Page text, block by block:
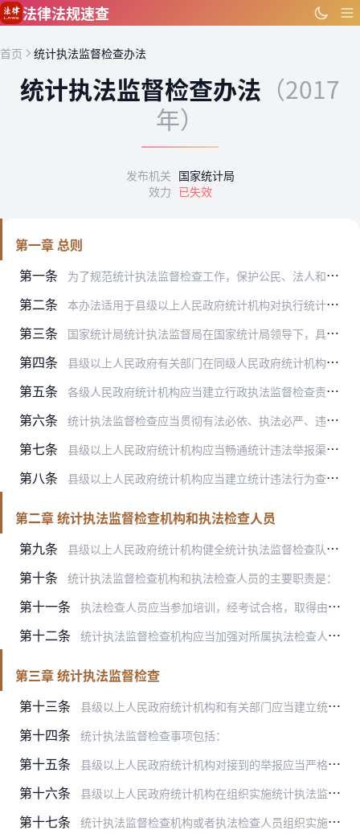
跳到主要内容
法律法规速查
首页 统计执法监督检查办法
统计执法监督检查办法 （2017
年）
发布机关 国家统计局
效力 已失效
第一章 总则
第一条
为了规范统计执法监督检查工作，保护公民、法人和其他组织的合法权益，保障和提高统计数据质量，根据《中华人民共和国统计法》、《中华人民共和国行政处罚法》和《中华人民…
第二条 本办法适用于县级以上人民政府统计机构对执行统计法律法规规章情况的监督检查和对统计违法行为的查处。
第三条 国家统计局统计执法监督局在国家统计局领导下，具体负责对全国统计执法监督检查工作的组织管理，指导监督地方统计机构和国家调查队统计执法监督检查机构工作，检查各地方、…
第四条 县级以上人民政府有关部门在同级人民政府统计机构的组织指导下，负责监督本部门统计调查中执行统计法情况，对本部门统计调查中发生的统计违法行为，移交同级人民政府统计机…
第五条 各级人民政府统计机构应当建立行政执法监督检查责任制和问责制，切实保障统计执法监督检查所需的人员、经费和其他工作条件。
第六条 统计执法监督检查应当贯彻有法必依、执法必严、违法必究的方针，坚持预防、查处和整改相结合，坚持教育与处罚相结合，坚持实事求是、客观公正、统一规范、文明执法、高效廉…
第七条 县级以上人民政府统计机构应当畅通统计违法举报渠道，公布统计违法举报电话、通信地址、网络专栏、电子邮箱等，认真受理、核实、办理统计违法举报。
第八条 县级以上人民政府统计机构应当建立统计违法行为查处情况报告制度，定期向上一级统计机构报告统计违法举报、统计执法监督检查和统计违法行为查处情况。
第二章 统计执法监督检查机构和执法检查人员
第九条
县级以上人民政府统计机构健全统计执法监督检查队伍，完善统计执法监督检查机制，建立统计执法骨干人才库，确保在库人员服从设库机构的调用。
第十条 统计执法监督检查机构和执法检查人员的主要职责是：
第十一条 执法检查人员应当参加培训，经考试合格，取得由国家统计局统一颁发的统计执法证。
第十二条 统计执法监督检查机构应当加强对所属执法检查人员的法律法规、统计业务知识、职业道德教育和执法监督检查技能培训，健全管理、考核和奖惩制度。
第三章 统计执法监督检查
第十三条
县级以上人民政府统计机构和有关部门应当建立统计执法监督检查工作机制和相关制度，综合运用“双随机”抽查、专项检查、重点检查、实地核查等方式，组织开展本地区、本部门…
第十四条 统计执法监督检查事项包括：
第十五条 县级以上人民政府统计机构对接到的举报应当严格按照规定予以受理，经审核可能存在统计违法行为的，应当采取立案查处、执法检查办理，市级以上人民政府统计机构也可以按照规…
第十六条 县级以上人民政府统计机构在组织实施统计执法监督检查前应当拟定检查方案，明确检查的依据、时间、范围、内容和组织形式等。
第十七条 统计执法监督检查机构或者执法检查人员组织实施执法监督检查前，应报所属人民政府统计机构负责人批准。